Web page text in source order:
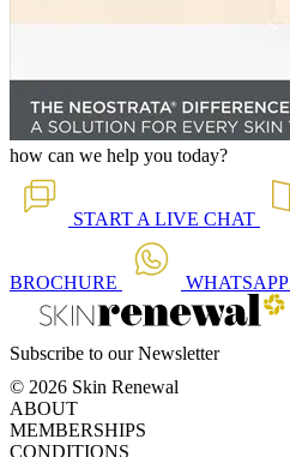
how can we help you today?
START A LIVE CHAT
BROCHURE WHATSAPP
Subscribe to our Newsletter
© 2026 Skin Renewal
ABOUT
MEMBERSHIPS
CONDITIONS